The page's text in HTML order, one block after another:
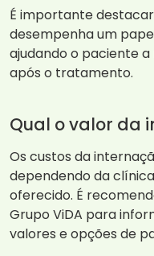
É importante
desempenha um
ajudando o paciente
após o tratamento.
Qual o valor da
Os custos da
dependendo da
oferecido. É
Grupo ViDA para
valores e opções de